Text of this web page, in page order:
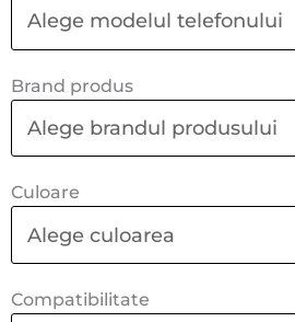
Brand produs
Culoare
Compatibilitate